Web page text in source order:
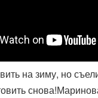
на зиму, но